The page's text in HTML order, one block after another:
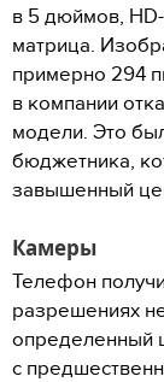
в 5 дюймов,
матрица.
примерно 294
в компании
модели. Это
бюджетника,
завышенный
Камеры
Телефон
разрешениях
определенный
с